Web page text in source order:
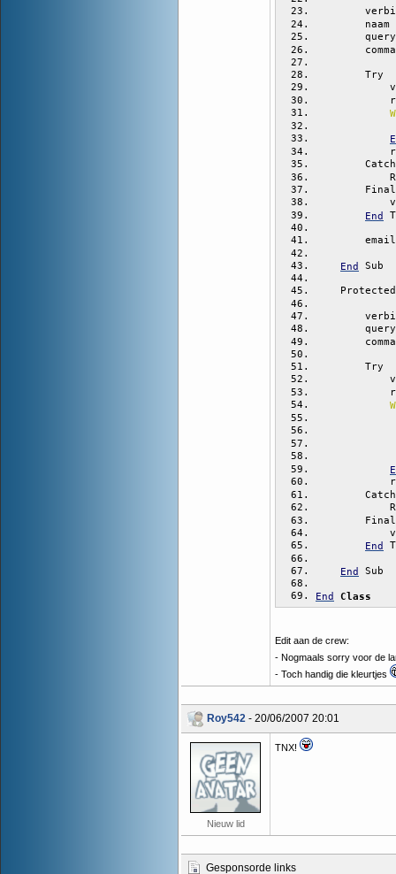
        naam
        Try
End
End Sub
        Try
End
End Sub
End Class
Edit aan de crew:
- Nogmaals sorry voor de
- Toch handig die kleurtjes
Roy542 - 20/06/2007 20:01
Nieuw lid
TNX!
Gesponsorde links